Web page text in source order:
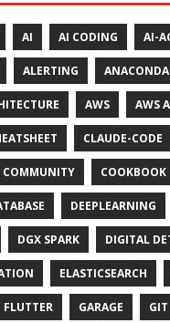
AI AI CODING AI-
ALERTING ANACONDA
AWS AWS
CLAUDE-CODE
COMMUNITY COOKBOOK
DEEPLEARNING
DGX SPARK DIGITAL
ELASTICSEARCH
FLUTTER GARAGE GIT